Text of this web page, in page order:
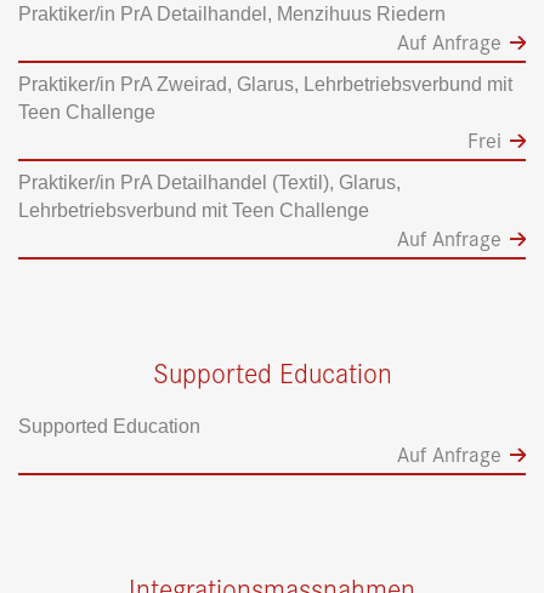
Praktiker/in PrA Detailhandel, Menzihuus Riedern
Auf Anfrage
Praktiker/in PrA Zweirad, Glarus, Lehrbetriebsverbund mit
Teen Challenge
Frei
Praktiker/in PrA Detailhandel (Textil), Glarus,
Lehrbetriebsverbund mit Teen Challenge
Auf Anfrage
Supported Education
Supported Education
Auf Anfrage